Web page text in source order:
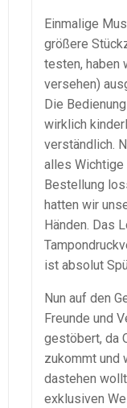
Einmalige
größere
testen, haben
versehen)
Die
wirklich
verständlich.
alles Wichtige
Bestellung
hatten wir
Händen. Das
ist absolut
Nun auf den
Freunde und
gestöbert, da
zukommt und
dastehen
exklusiven